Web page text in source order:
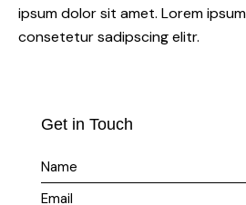
ipsum dolor sit amet. Lorem
consetetur sadipscing elitr.
Get in Touch